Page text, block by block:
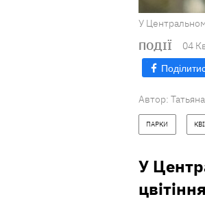
У
ПОДІЇ 04
Автор:
ПАРКИ
У